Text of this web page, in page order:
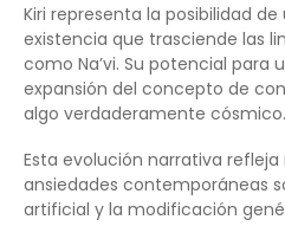
Kiri representa la posibilidad
existencia que trasciende las
como Na’vi. Su potencial para
expansión del concepto de
algo verdaderamente cósmico.
Esta evolución narrativa refleja
ansiedades contemporáneas
artificial y la modificación